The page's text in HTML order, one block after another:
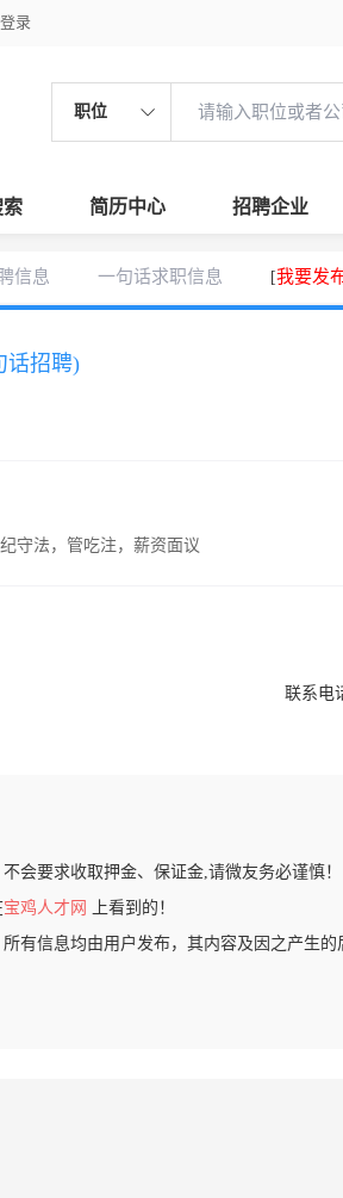
录
职位
索 简历中心 招聘企业
信息 一句话求职信息 [我要发
话招聘)
守法，管吃注，薪资面议
联系电
会要求收取押金、保证金,请微友务必谨慎！
宝鸡人才网
上看到的！
有信息均由用户发布，其内容及因之产生